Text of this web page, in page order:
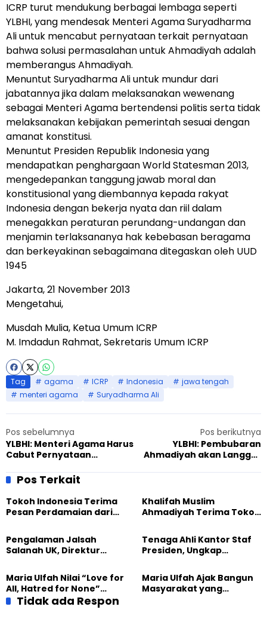
ICRP turut mendukung berbagai lembaga seperti
YLBHI, yang mendesak Menteri Agama Suryadharma
Ali untuk mencabut pernyataan terkait pernyataan
bahwa solusi permasalahan untuk Ahmadiyah adalah
memberangus Ahmadiyah.
Menuntut Suryadharma Ali untuk mundur dari
jabatannya jika dalam melaksanakan wewenang
sebagai Menteri Agama bertendensi politis serta tidak
melaksanakan kebijakan pemerintah sesuai dengan
amanat konstitusi.
Menuntut Presiden Republik Indonesia yang
mendapatkan penghargaan World Statesman 2013,
mengedepankan tanggung jawab moral dan
konstitusional yang diembannya kepada rakyat
Indonesia dengan bekerja nyata dan riil dalam
menegakkan peraturan perundang-undangan dan
menjamin terlaksananya hak kebebasan beragama
dan berkeyakinan sebagaimana ditegaskan oleh UUD
1945
Jakarta, 21 November 2013
Mengetahui,
Musdah Mulia, Ketua Umum ICRP
M. Imdadun Rahmat, Sekretaris Umum ICRP
Tag agama ICRP Indonesia
jawa tengah
menteri agama
Suryadharma Ali
Pos sebelumnya
YLBHI: Menteri Agama Harus
Cabut Pernyataan
Pos berikutnya
YLBHI: Pembubaran
Ahmadiyah akan Langgar
Pos Terkait
Tokoh Indonesia Terima
Pesan Perdamaian dari
Ahmadiyah
Khalifah Muslim
Ahmadiyah Terima Tokoh
Khusus di Islamabad
Pengalaman Jalsah
Salanah UK, Direktur
Kekuatan Kemanusiaan
Tenaga Ahli Kantor Staf
Presiden, Ungkap
Tergantikan di Jalsah
Salanah Internasional
Ahmadiyah UK
Maria Ulfah Nilai “Love for
All, Hatred for None”
Semakin Relevan di
Maria Ulfah Ajak Bangun
Masyarakat yang
Tidak ada Respon